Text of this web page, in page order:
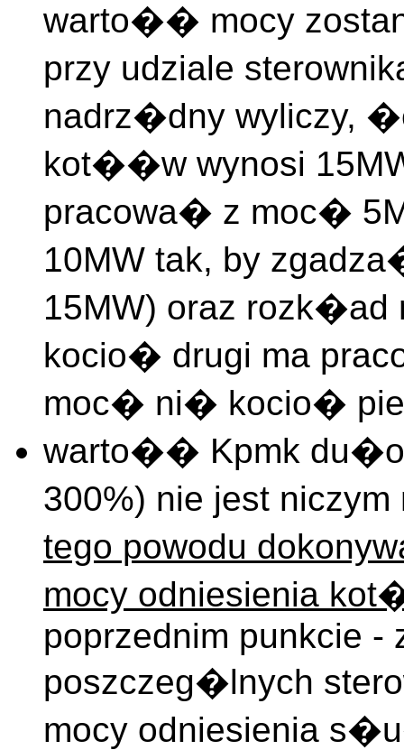
warto�� mocy
przy udziale
nadrz�dny wyliczy,
kot��w wynosi
pracowa� z moc�
10MW tak, by
15MW) oraz
kocio� drugi ma
moc� ni� kocio�
warto�� Kpmk
300%) nie jest
tego powodu
mocy odniesienia
poprzednim punkcie -
poszczeg�lnych
mocy odniesienia